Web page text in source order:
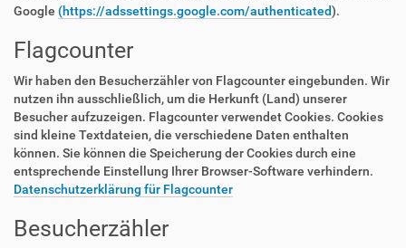
Google (https://adssettings.google.com/authenticated).
Flagcounter
Wir haben den Besucherzähler von Flagcounter eingebunden. Wir
nutzen ihn ausschließlich, um die Herkunft (Land) unserer
Besucher aufzuzeigen. Flagcounter verwendet Cookies. Cookies
sind kleine Textdateien, die verschiedene Daten enthalten
können. Sie können die Speicherung der Cookies durch eine
entsprechende Einstellung Ihrer Browser-Software verhindern.
Datenschutzerklärung für Flagcounter
Besucherzähler